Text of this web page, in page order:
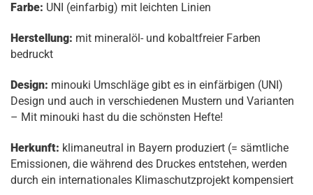
Farbe: UNI (einfarbig) mit leichten Linien
Herstellung: mit mineralöl- und kobaltfreier Farben
bedruckt
Design: minouki Umschläge gibt es in einfärbigen (UNI)
Design und auch in verschiedenen Mustern und Varianten
– Mit minouki hast du die schönsten Hefte!
Herkunft: klimaneutral in Bayern produziert (= sämtliche
Emissionen, die während des Druckes entstehen, werden
durch ein internationales Klimaschutzprojekt kompensiert